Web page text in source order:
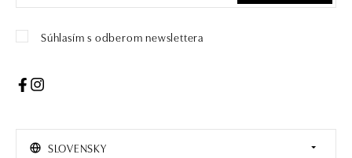
Súhlasím s odberom newslettera
SLOVENSKY